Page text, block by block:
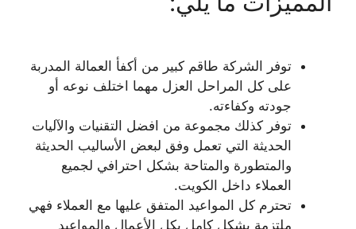
توفر الشركة طاقم كبير من أكفأ العمالة المدربة
على كل المراحل العزل مهما اختلف نوعه أو
جودته وكفاءته.
توفر كذلك مجموعة من افضل التقنيات والآليات
الحديثة التي تعمل وفق لبعض الأساليب الحديثة
والمتطورة والمتاحة بشكل احترافي لجميع
العملاء داخل الكويت.
تحترم كل المواعيد المتفق عليها مع العملاء فهي
ملتزمة بشكل كامل بكل الأعمال والمواعيد